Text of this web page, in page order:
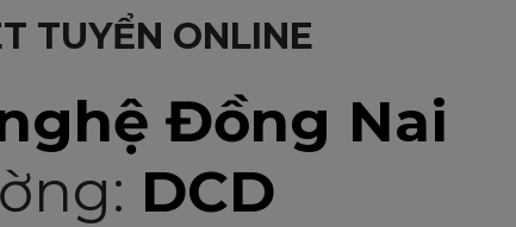
TUYỂN ONLINE
Đồng Nai
DCD